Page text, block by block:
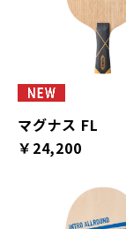
マグナス FL
￥24,200